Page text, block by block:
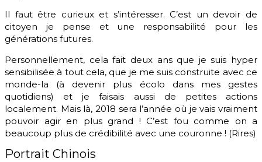
Il faut être curieux et s’intéresser. C’est un devoir de
citoyen je pense et une responsabilité pour les
générations futures.
Personnellement, cela fait deux ans que je suis hyper
sensibilisée à tout cela, que je me suis construite avec ce
monde-la (à devenir plus écolo dans mes gestes
quotidiens) et je faisais aussi de petites actions
localement. Mais là, 2018 sera l’année où je vais vraiment
pouvoir agir en plus grand ! C’est fou comme on a
beaucoup plus de crédibilité avec une couronne ! (Rires)
Portrait Chinois